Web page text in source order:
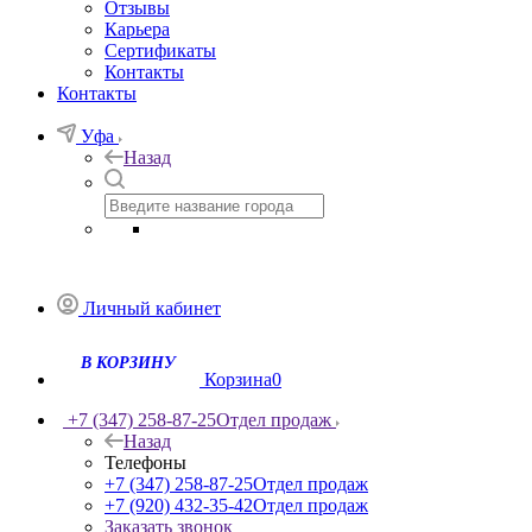
Отзывы
Карьера
Сертификаты
Контакты
Контакты
Уфа
Назад
Личный кабинет
Корзина0
+7 (347) 258-87-25Отдел продаж
Назад
Телефоны
+7 (347) 258-87-25Отдел продаж
+7 (920) 432-35-42Отдел продаж
Заказать звонок